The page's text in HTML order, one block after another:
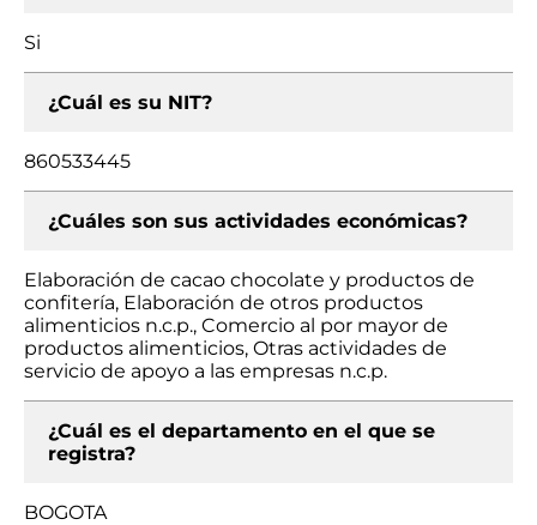
Si
¿Cuál es su NIT?
860533445
¿Cuáles son sus actividades económicas?
Elaboración de cacao chocolate y productos de
confitería, Elaboración de otros productos
alimenticios n.c.p., Comercio al por mayor de
productos alimenticios, Otras actividades de
servicio de apoyo a las empresas n.c.p.
¿Cuál es el departamento en el que se
registra?
BOGOTA